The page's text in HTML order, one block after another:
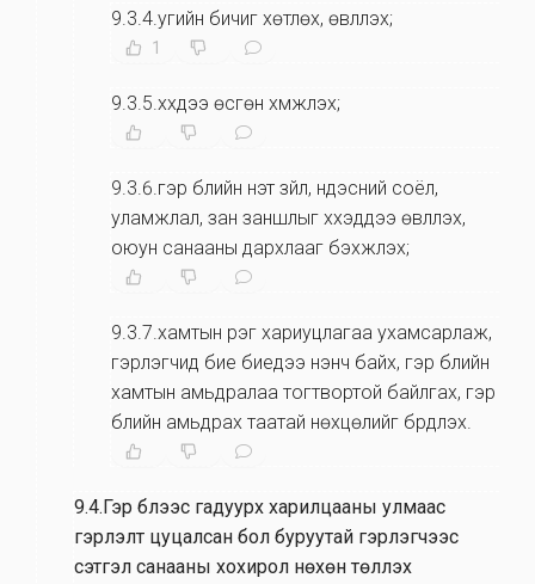
9.3.4.угийн бичиг хөтлөх, өвлүүлэх;
1
9.3.5.хүүхдээ өсгөн хүмүүжүүлэх;
9.3.6.гэр бүлийн үнэт зүйл, үндэсний соёл,
уламжлал, зан заншлыг хүүхэддээ өвлүүлэх,
оюун санааны дархлааг бэхжүүлэх;
9.3.7.хамтын үүрэг хариуцлагаа ухамсарлаж,
гэрлэгчид бие биедээ үнэнч байх, гэр бүлийн
хамтын амьдралаа тогтвортой байлгах, гэр
бүлийн амьдрах таатай нөхцөлийг бүрдүүлэх.
9.4.Гэр бүлээс гадуурх харилцааны улмаас
гэрлэлт цуцалсан бол буруутай гэрлэгчээс
сэтгэл санааны хохирол нөхөн төлүүлэх